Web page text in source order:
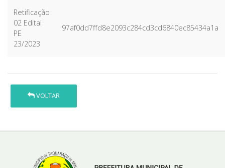
Retificação
02 Edital
PE
23/2023
97af0dd7ffd8e2093c284cd3cd6840ec85434a1a
VOLTAR